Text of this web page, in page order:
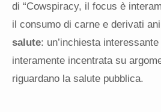
di “Cowspiracy, il focus è
il consumo di carne e derivati
salute: un’inchiesta
interamente incentrata su
riguardano la salute pubblica.